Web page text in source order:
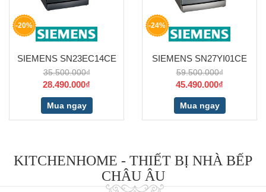
-20%
SIEMENS SN23EC14CE
35.500.000₫
28.490.000₫
Mua ngay
-24%
SIEMENS SN27YI01CE
59.500.000₫
45.490.000₫
Mua ngay
KITCHENHOME - THIẾT BỊ NHÀ BẾP
CHÂU ÂU